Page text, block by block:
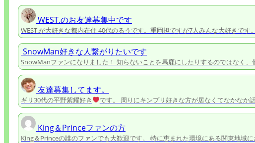
WEST.のお友達募集中です
WEST.が大好きな都内在住 40代のるうです。重岡担ですが7人みんな大好きです
SnowMan好きな人繋がりたいです
SnowManファンになりました！ 知らないことを馬鹿にしたりするのではなく
友達募集してます。
ギリ30代の平野紫耀好き です。 周りにキンプリ好きな方が居なくてなかなか
King＆Princeファンの方
King＆Princeの誰のファンでも大歓迎です。 特に恵まれた環境にある関東地域